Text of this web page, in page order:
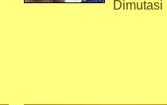
Dimutasi